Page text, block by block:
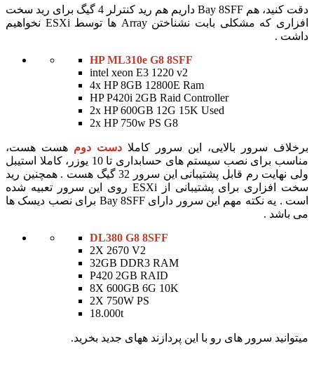
دقت کنید، هم Bay 8SFF داریم هم رید کنترلر 4 گیگ برای رید سخت
افزاری که مشکلی بابت نشناختن Array ها توسط ESXi نخواهیم
داشت .
HP ML310e G8 8SFF
intel xeon E3 1220 v2
4x HP 8GB 12800E Ram
HP P420i 2GB Raid Controller
2x HP 600GB 12G 15K Used
2x HP 750w PS G8
برخلاف سرور بالایی، این سرور کاملا دست دوم هست هست،
مناسب برای نصب سیستم های حسابداری تا 10 یوزر، کاملا استیبل
ولی نهایت رم قابل پشتیبانی این سرور 32 گیگ هست . همچنین رید
سخت افزاری برای پشتیبانی از ESXi روی این سرور تعبیه شده
است . یه نکته مهم این سرور دارای Bay 8SFF برای نصب دیسک ها
می باشد .
DL380 G8 8SFF
2X 2670 V2
32GB DDR3 RAM
P420 2GB RAID
8X 600GB 6G 10K
2X 750W PS
18.000t
میتوانید سرور های رو با این پردازند ههای جدید بخرید.